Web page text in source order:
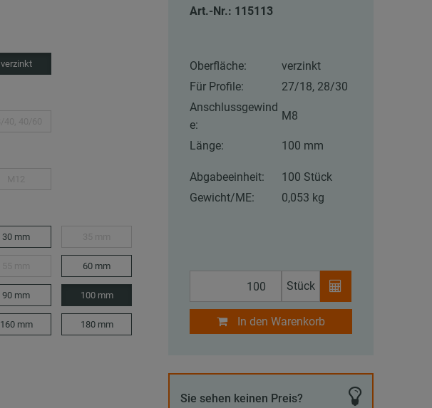
verzinkt
30 mm
60 mm
90 mm 100 mm
160 mm 180 mm
Art.-Nr.: 115113
Oberfläche:
verzinkt
Für Profile:
27/18, 28/30
Anschlussgewind
e:
M8
Länge: 100 mm
Abgabeeinheit:
100 Stück
Gewicht/ME:
0,053 kg
Stück
In den Warenkorb
Sie sehen keinen Preis?